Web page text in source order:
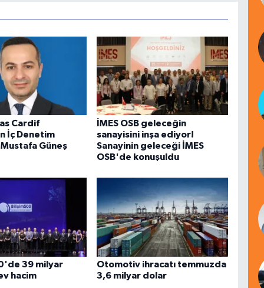
Cardif
İç Denetim
Güneş
İMES OSB geleceğin
sanayisini inşa ediyor!
Sanayinin geleceği İMES
OSB'de konuşuldu
39 milyar
hacim
Otomotiv ihracatı temmuzda
3,6 milyar dolar